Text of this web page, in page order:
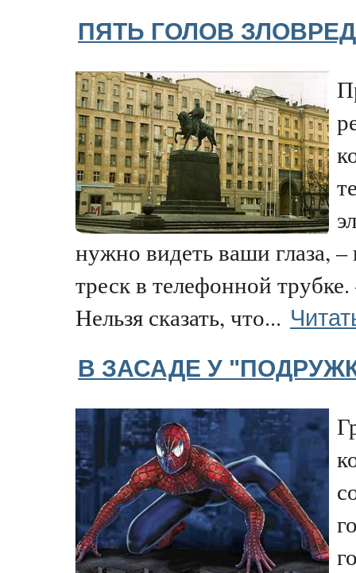
ПЯТЬ ГОЛОВ
нужно видеть ваши глаза, –
треск в телефонной
Нельзя сказать, что...
В ЗАСАДЕ У